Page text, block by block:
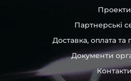
Проекти
Партнерські
Доставка, оплата
Документи
Контакти